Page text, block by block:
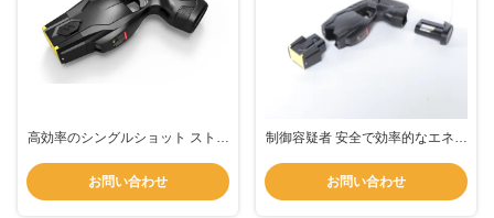
高効率のシングルショット ストー
安全 使用
お問い合わせ
制御容疑者 安全で効率的なエネル
お問い合わせ